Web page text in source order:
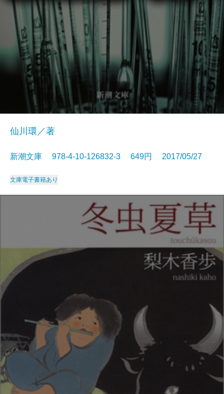
仙川環／著
新潮文庫 978-4-10-126832-3 649円 2017/05/27
文庫電子書籍あり